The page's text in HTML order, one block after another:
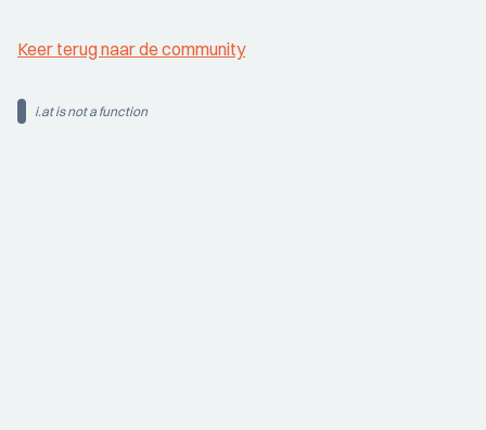
Keer terug naar de community
i.at is not a function